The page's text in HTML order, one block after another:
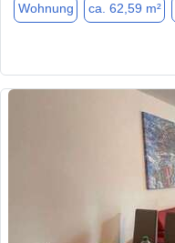
Wohnung ca. 62,59 m²